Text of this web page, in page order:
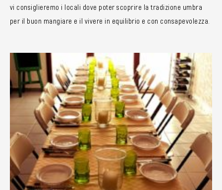
vi consiglieremo i locali dove poter scoprire la tradizione umbra
per il buon mangiare e il vivere in equilibrio e con consapevolezza.